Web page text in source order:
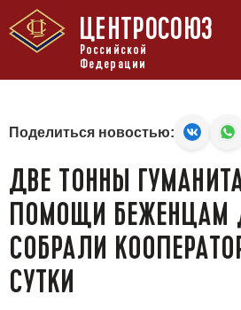
ЦЕНТРОСОЮЗ
Российской
Федерации
Поделиться новостью:
ДВЕ ТОННЫ
ПОМОЩИ БЕЖЕНЦАМ
СОБРАЛИ
СУТКИ